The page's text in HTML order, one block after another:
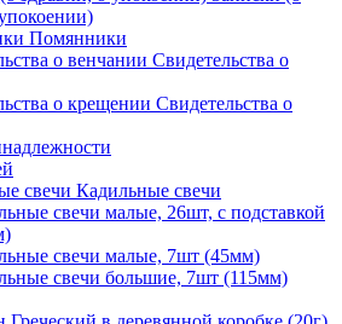
Помянники
Свидетельства о
Свидетельства о
Кадильные свечи
свечи малые, 26шт, с подставкой
свечи малые, 7шт (45мм)
свечи большие, 7шт (115мм)